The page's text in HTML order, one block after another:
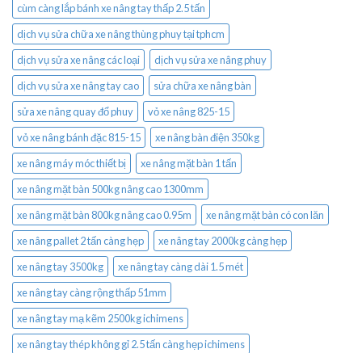
cùm càng lắp bánh xe nâng tay thấp 2.5 tấn
dịch vụ sửa chữa xe nâng thùng phuy tại tphcm
dịch vụ sửa xe nâng các loại
dịch vụ sửa xe nâng phuy
dịch vụ sửa xe nâng tay cao
sửa chữa xe nâng bàn
sửa xe nâng quay đổ phuy
vỏ xe nâng 825-15
vỏ xe nâng bánh đặc 815-15
xe nâng bàn điện 350kg
xe nâng máy móc thiết bị
xe nâng mặt bàn 1 tấn
xe nâng mặt bàn 500kg nâng cao 1300mm
xe nâng mặt bàn 800kg nâng cao 0.95m
xe nâng mặt bàn có con lăn
xe nâng pallet 2 tấn càng hẹp
xe nâng tay 2000kg càng hẹp
xe nâng tay 3500kg
xe nâng tay càng dài 1.5 mét
xe nâng tay càng rộng thấp 51mm
xe nâng tay mạ kẽm 2500kg ichimens
xe nâng tay thép không gỉ 2.5 tấn càng hẹp ichimens